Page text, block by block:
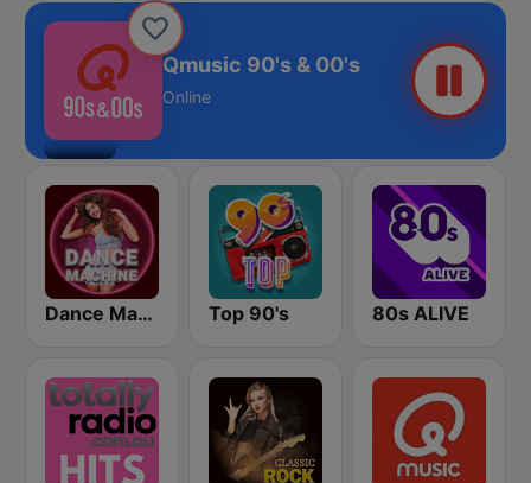
Qmusic 90's & 00's
Online
Dance Machine Top 90's 80s ALIVE